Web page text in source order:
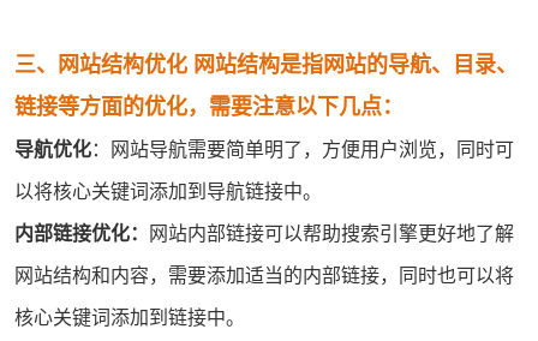
三、网站结构优化 网站结构是指网站的导航、目录、
链接等方面的优化，需要注意以下几点：
导航优化：网站导航需要简单明了，方便用户浏览，同时可
以将核心关键词添加到导航链接中。
内部链接优化： 网站内部链接可以帮助搜索引擎更好地了解
网站结构和内容，需要添加适当的内部链接，同时也可以将
核心关键词添加到链接中。